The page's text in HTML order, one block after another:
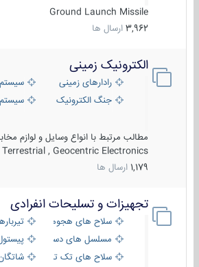
Ground Launch Missile
3,962 ارسال ها
الکترونیک زمینی
رادارهای زمینی
سیستم
جنگ الکترونیک
سیستم
مطالب مرتبط با انواع وسایل و لوازم
Terrestrial , Geocentric Electronics
1,179 ارسال ها
تجهیزات و تسلیحات انفرادی
سلاح های هجومی
تیربارها
مسلسل های دستی
پیستول
سلاح های تک تیر اندازیشاتگان